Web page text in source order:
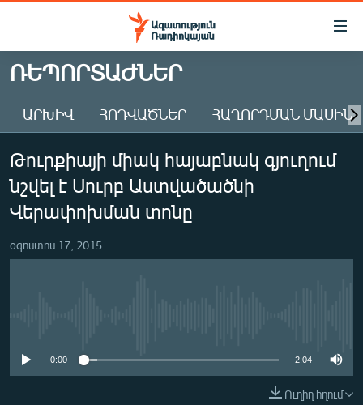
Մատչելիության
Անցնել
հիմնական
Անցնել
հիմնական
մենյուին
Որոնում
ԱԶԱՏՈՒԹՅՈՒՆ TV
ՀԱՅԱՍՏԱՆ
ԸՆՏՐՈՒԹՅՈՒՆՆԵՐ 2026
ԻՐԱՎՈՒՆՔ
ՏՆՏԵՍՈՒԹՅՈՒՆ
ՄԻՋԱԶԳԱՅԻՆ
ՌԵՊՈՐՏԱԺՆԵՐ
ԱՐԽԻՎ ՀՈԴՎԱԾՆԵՐ ՀԱՂՈՐԴՄԱՆ ՄԱՍԻՆ
Թուրքիայի միակ հայաբնակ գյուղում
նշվել է Սուրբ Աստվածածնի
Վերափոխման տոնը
օգոստոս 17, 2015
0:00 2:04
Ուղիղ հղում